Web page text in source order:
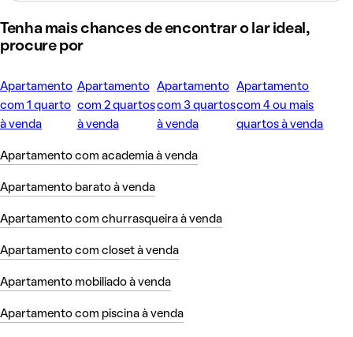
Tenha mais chances de encontrar o lar ideal,
procure por
Apartamento
com 1 quarto
à venda
Apartamento
com 2 quartos
à venda
Apartamento
com 3 quartos
à venda
Apartamento
com 4 ou mais
quartos à venda
Apartamento com academia à venda
Apartamento barato à venda
Apartamento com churrasqueira à venda
Apartamento com closet à venda
Apartamento mobiliado à venda
Apartamento com piscina à venda